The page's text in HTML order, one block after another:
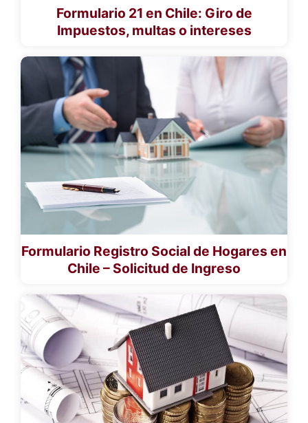
Formulario 21 en Chile: Giro de
Impuestos, multas o intereses
Formulario Registro Social de Hogares en
Chile – Solicitud de Ingreso